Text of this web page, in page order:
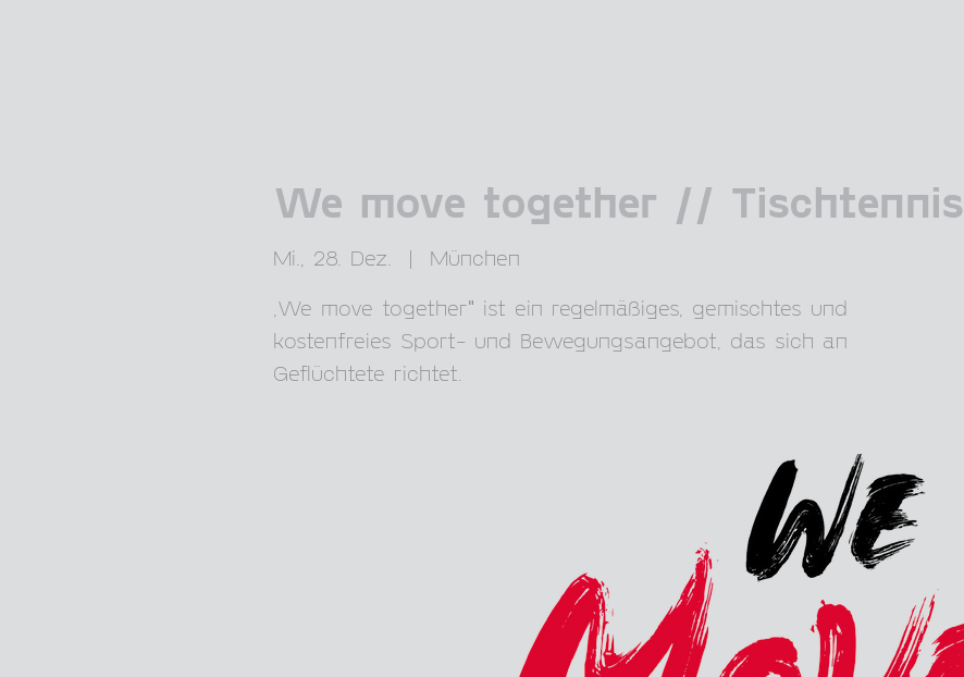
We move together // Tischtennis
Mi., 28. Dez.
  |
München
„We move together" ist ein regelmäßiges, gemischtes und
kostenfreies Sport- und Bewegungsangebot, das sich an
Geflüchtete richtet.